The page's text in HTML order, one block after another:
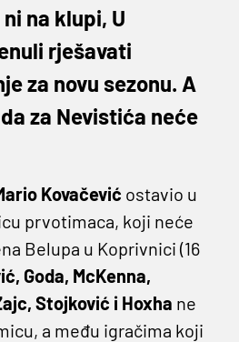
na klupi, U
rješavati
za novu sezonu. A
za Nevistića neće
Kovačević ostavio u
prvotimaca, koji neće
Belupa u Koprivnici (16
Goda, McKenna,
Stojković i Hoxha ne
a među igračima koji